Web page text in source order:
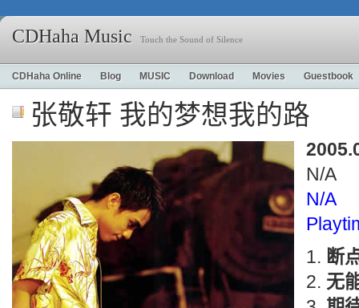
CDHaha Music Touch the Sound of Silence
CDHaha Online Blog MUSIC Download Movies Guestbook
张敬轩 我的梦想我的路
N/A
N/A
断
无